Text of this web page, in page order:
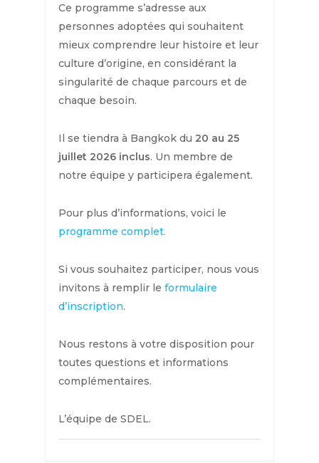
Ce programme s’adresse aux
personnes adoptées qui souhaitent
mieux comprendre leur histoire et leur
culture d’origine, en considérant la
singularité de chaque parcours et de
chaque besoin.
Il se tiendra à Bangkok du 20 au 25
juillet 2026 inclus. Un membre de
notre équipe y participera également.
Pour plus d’informations, voici le
programme complet.
Si vous souhaitez participer, nous vous
invitons à remplir le formulaire
d’inscription.
Nous restons à votre disposition pour
toutes questions et informations
complémentaires.
L’équipe de SDEL.